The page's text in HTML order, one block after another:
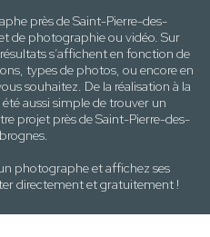
près deSaint-Pierre-des-
de photographie ou vidéo. Sur
s’affichent en fonction de
types de photos, ou encore en
souhaitez. De la réalisation à la
aussi simple de trouver un
projet près deSaint-Pierre-des-
.
photographe et affichez ses
directement et gratuitement !